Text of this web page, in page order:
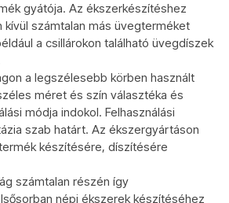
gyátója. Az ékszerkészítéshez
kívül számtalan más üvegterméket
a csillárokon található üvegdíszek
a legszélesebb körben használt
méret és szín választéka és
módja indokol. Felhasználási
szab határt. Az ékszergyártáson
készítésére, díszítésére
számtalan részén így
népi ékszerek készítéséhez